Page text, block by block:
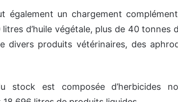
également un chargement
d’huile végétale, plus de 40 tonnes
divers produits vétérinaires, des
stock est composée d’herbicides